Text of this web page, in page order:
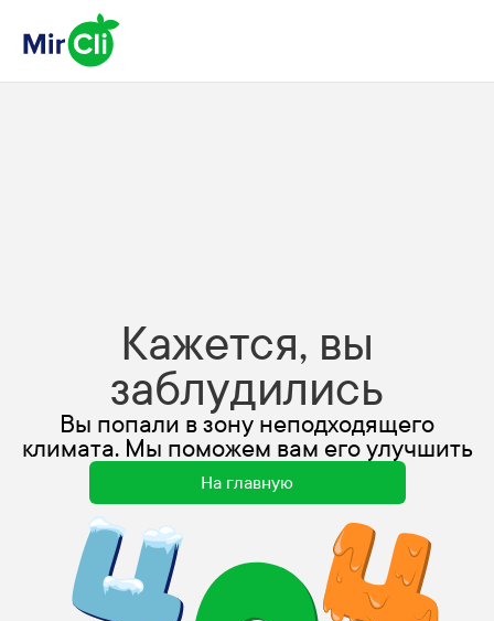
Кажется, вы
заблудились
Вы попали в зону неподходящего
климата. Мы поможем вам его улучшить
На главную